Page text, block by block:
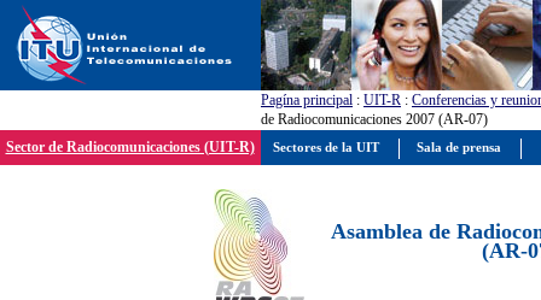
Pagína principal : UIT-R : Conferencias y
de Radiocomunicaciones 2007 (AR-07)
Sector de Radiocomunicaciones (UIT-R)
Asamblea de
(AR-
Sectores de la UIT Sala de prensa